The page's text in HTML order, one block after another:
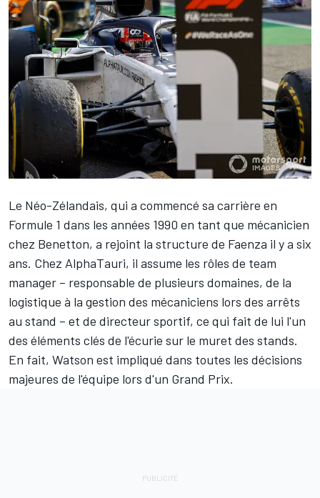
Le Néo-Zélandais, qui a commencé sa carrière en
Formule 1 dans les années 1990 en tant que mécanicien
chez Benetton, a rejoint la structure de Faenza il y a six
ans. Chez AlphaTauri, il assume les rôles de team
manager – responsable de plusieurs domaines, de la
logistique à la gestion des mécaniciens lors des arrêts
au stand – et de directeur sportif, ce qui fait de lui l'un
des éléments clés de l'écurie sur le muret des stands.
En fait, Watson est impliqué dans toutes les décisions
majeures de l'équipe lors d'un Grand Prix.